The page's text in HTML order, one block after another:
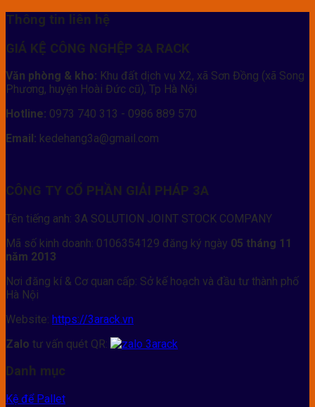
Thông tin liên hệ
GIÁ KỆ CÔNG NGHỆP 3A RACK
Văn phòng & kho: Khu đất dịch vụ X2, xã Sơn Đồng (xã Song
Phương, huyện Hoài Đức cũ), Tp Hà Nội
Hotline: 0973 740 313 - 0986 889 570
Email: kedehang3a@gmail.com
CÔNG TY CỔ PHẦN GIẢI PHÁP 3A
Tên tiếng anh: 3A SOLUTION JOINT STOCK COMPANY
Mã số kinh doanh: 0106354129 đăng ký ngày 05 tháng 11
năm 2013
Nơi đăng kí & Cơ quan cấp: Sở kế hoạch và đầu tư thành phố
Hà Nội
Website: https://3arack.vn
Zalo tư vấn quét QR:
Danh mục
Kệ để Pallet